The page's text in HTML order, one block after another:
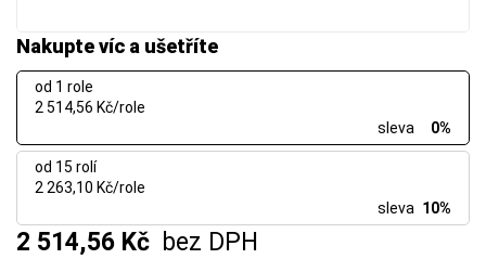
Nakupte víc a ušetříte
od 1 role
2 514,56 Kč/role
sleva
0%
od 15 rolí
2 263,10 Kč/role
sleva 10%
2 514,56 Kč bez DPH